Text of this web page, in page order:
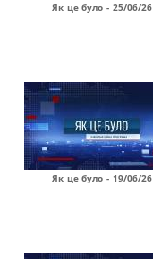
Як це було - 25/06/26
Як це було - 19/06/26